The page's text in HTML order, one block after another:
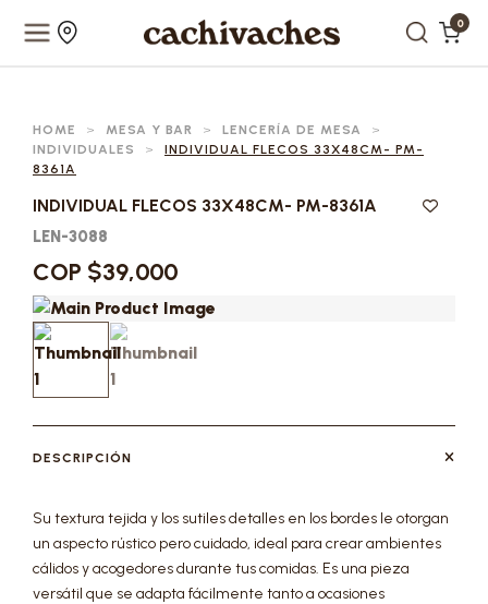
0
HOME > MESA Y BAR > LENCERÍA DE MESA
>
INDIVIDUALES
>
INDIVIDUAL FLECOS 33X48CM- PM-
8361A
INDIVIDUAL FLECOS 33X48CM- PM-8361A
LEN-3088
COP $39,000
DESCRIPCIÓN
Su textura tejida y los sutiles detalles en los bordes le otorgan
un aspecto rústico pero cuidado, ideal para crear ambientes
cálidos y acogedores durante tus comidas. Es una pieza
versátil que se adapta fácilmente tanto a ocasiones